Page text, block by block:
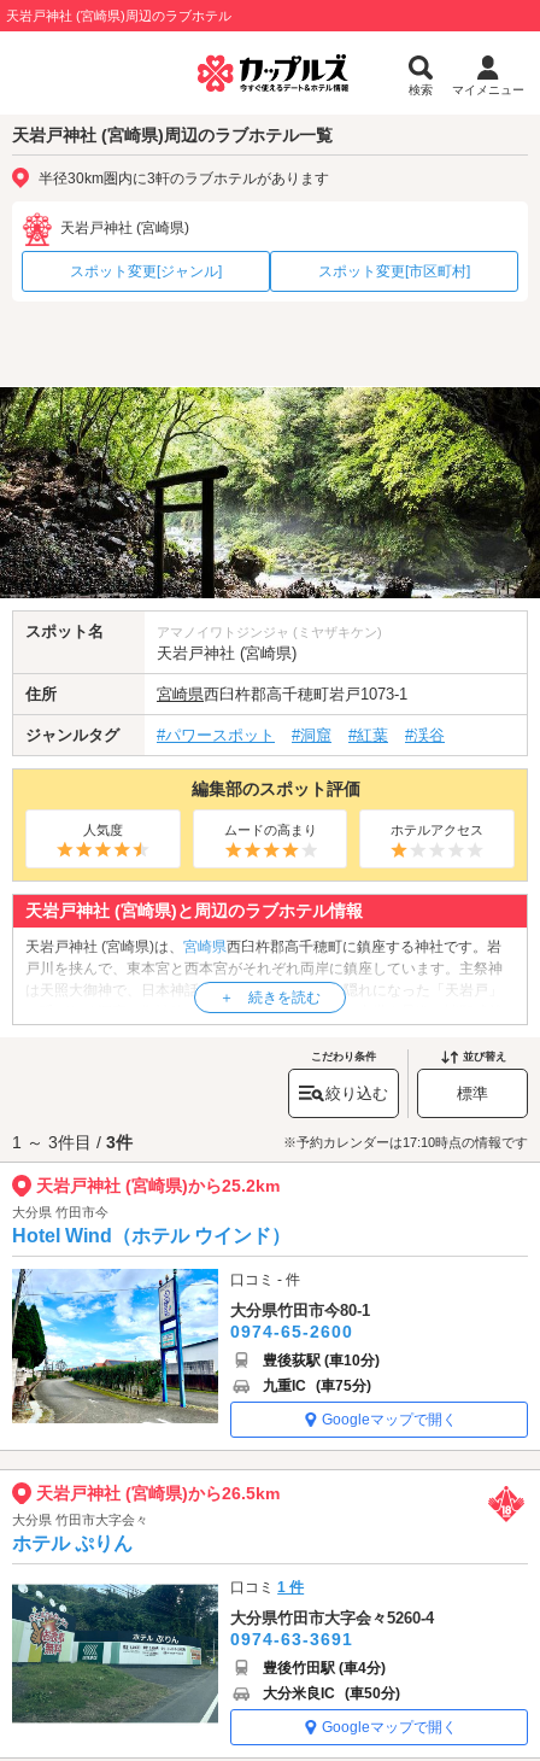
天岩戸神社 (宮崎県)周辺のラブホテル
検索 マイメニュー
天岩戸神社 (宮崎県)周辺のラブホテル一覧
半径30km圏内に3軒のラブホテルがあります
天岩戸神社 (宮崎県)
スポット変更[ジャンル] スポット変更[市区町村]
スポット名 アマノイワトジンジャ (ミヤザキケン)
天岩戸神社 (宮崎県)
住所 宮崎県西臼杵郡高千穂町岩戸1073-1
ジャンルタグ #パワースポット #洞窟 #紅葉 #渓谷
編集部のスポット評価
人気度 ムードの高まり ホテルアクセス
天岩戸神社 (宮崎県)と周辺のラブホテル情報
天岩戸神社 (宮崎県)は、 宮崎県西臼杵郡高千穂町に鎮座する神社です。岩
戸川を挟んで、東本宮と西本宮がそれぞれ両岸に鎮座しています。主祭神
は天照大御神で、日本神話の中で天照大御神がお隠れになった「天岩戸」
と呼ばれる洞窟を御神体としてお祀りしています。出世や昇進、諸願成就
社西本宮から岩戸川に沿って約10分程歩くと「天安河原」に辿り着きま
す。こちらは天照大御神が天岩戸にお隠れになった際に、八百万の神々が
集まって会議を開いた場所とされています。こちらにもぜひ足をのばして
天岩戸神社 (宮崎県)へは、
延岡・新浜町エリアのラブホテルからもアクセ
スが便利です。
こだわり条件
絞り込む
並び替え
標準
1 ～ 3件目 / 3件 ※予約カレンダーは17:10時点の情報です
天岩戸神社 (宮崎県)から25.2km
大分県 竹田市今
Hotel Wind（ホテル ウインド）
口コミ - 件
大分県竹田市今80-1
0974-65-2600
豊後荻駅 (車10分)
九重IC (車75分)
Googleマップで開く
天岩戸神社 (宮崎県)から26.5km
大分県 竹田市大字会々
ホテル ぷりん
口コミ1 件
大分県竹田市大字会々5260-4
0974-63-3691
豊後竹田駅 (車4分)
大分米良IC (車50分)
Googleマップで開く